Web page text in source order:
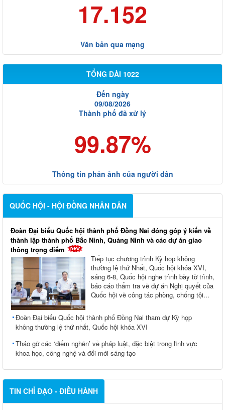
17.152
Văn bản qua mạng
TỔNG ĐÀI 1022
Đến ngày
09/08/2026
Thành phố đã xử lý
99.87%
Thông tin phản ảnh của người dân
QUỐC HỘI - HỘI ĐỒNG NHÂN DÂN
Đoàn Đại biểu Quốc hội thành phố Đồng Nai đóng góp ý kiến về
thành lập thành phố Bắc Ninh, Quảng Ninh và các dự án giao
thông trọng điểm
Tiếp tục chương trình Kỳ họp không
thường lệ thứ Nhất, Quốc hội khóa XVI,
sáng 6-8, Quốc hội nghe trình bày tờ trình,
báo cáo thẩm tra về dự án Nghị quyết của
Quốc hội về công tác phòng, chống tội...
Đoàn Đại biểu Quốc hội thành phố Đồng Nai tham dự Kỳ họp
không thường lệ thứ nhất, Quốc hội khóa XVI
Tháo gỡ các ‘điểm nghẽn’ về pháp luật, đặc biệt trong lĩnh vực
khoa học, công nghệ và đổi mới sáng tạo
TIN CHỈ ĐẠO - ĐIỀU HÀNH